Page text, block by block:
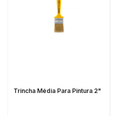
Trincha Média Para Pintura 2"